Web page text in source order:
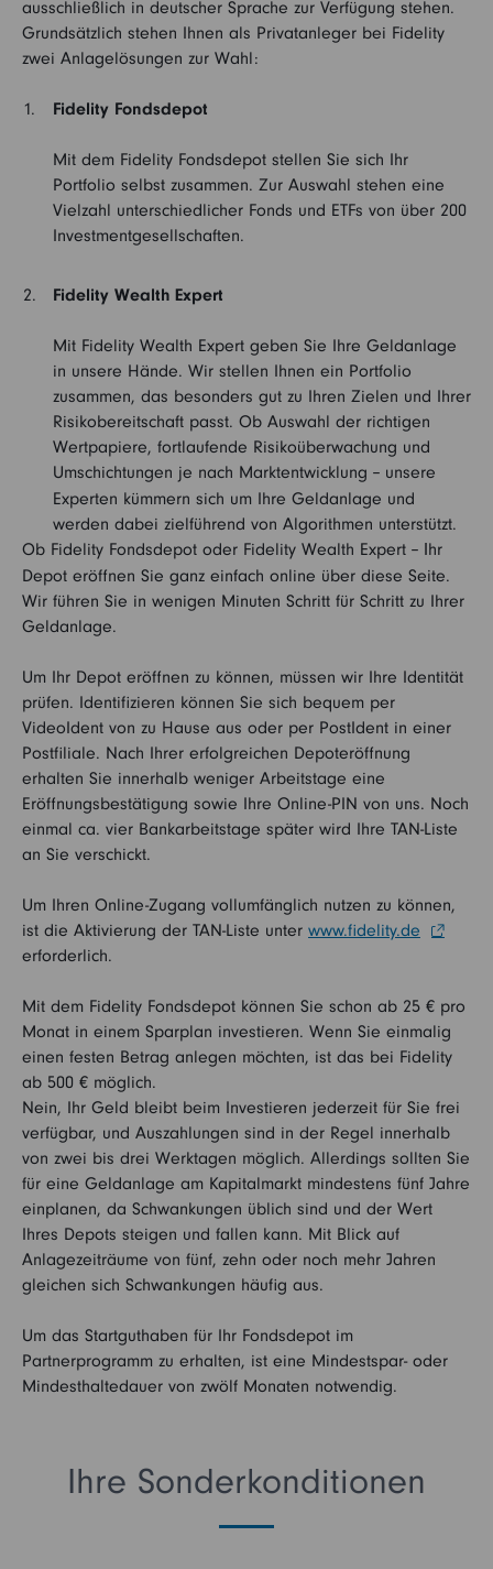
ausschließlich in deutscher Sprache zur Verfügung stehen.
Grundsätzlich stehen Ihnen als Privatanleger bei Fidelity
zwei Anlagelösungen zur Wahl:
Fidelity Fondsdepot
Mit dem Fidelity Fondsdepot stellen Sie sich Ihr
Portfolio selbst zusammen. Zur Auswahl stehen eine
Vielzahl unterschiedlicher Fonds und ETFs von über 200
Investmentgesellschaften.
Fidelity Wealth Expert
Mit Fidelity Wealth Expert geben Sie Ihre Geldanlage
in unsere Hände. Wir stellen Ihnen ein Portfolio
zusammen, das besonders gut zu Ihren Zielen und Ihrer
Risikobereitschaft passt. Ob Auswahl der richtigen
Wertpapiere, fortlaufende Risikoüberwachung und
Umschichtungen je nach Marktentwicklung – unsere
Experten kümmern sich um Ihre Geldanlage und
werden dabei zielführend von Algorithmen unterstützt.
Ob Fidelity Fondsdepot oder Fidelity Wealth Expert – I hr
Depot eröffnen Sie ganz einfach online über diese Seite.
Wir führen Sie in wenigen Minuten Schritt für Schritt zu Ihrer
Geldanlage.
Um Ihr Depot eröffnen zu können, müssen wir Ihre Identität
prüfen. Identifizieren können Sie sich bequem per
VideoIdent von zu Hause aus oder per PostIdent in einer
Postfiliale. Nach Ihrer erfolgreichen Depoteröffnung
erhalten Sie innerhalb weniger Arbeitstage eine
Eröffnungsbestätigung sowie Ihre Online-PIN von uns. Noch
einmal ca. vier Bankarbeitstage später wird Ihre TAN-Liste
an Sie verschickt.
Um Ihren Online-Zugang vollumfänglich nutzen zu können,
ist die Aktivierung der TAN-Liste unter www.fidelity.de
erforderlich.
Mit dem Fidelity Fondsdepot können Sie schon ab 25 € pro
Monat in einem Sparplan investieren. Wenn Sie einmalig
einen festen Betrag anlegen möchten, ist das bei Fidelity
ab 500 € möglich.
Nein, Ihr Geld bleibt beim Investieren jederzeit für Sie frei
verfügbar, und Auszahlungen sind in der Regel innerhalb
von zwei bis drei Werktagen möglich. Allerdings sollten Sie
für eine Geldanlage am Kapitalmarkt mindestens fünf Jahre
einplanen, da Schwankungen üblich sind und der Wert
Ihres Depots steigen und fallen kann. Mit Blick auf
Anlagezeiträume von fünf, zehn oder noch mehr Jahren
gleichen sich Schwankungen häufig aus.
Um das Startguthaben für Ihr Fondsdepot im
Partnerprogramm zu erhalten, ist eine Mindestspar- oder
Mindesthaltedauer von zwölf Monaten notwendig.
Ihre Sonderkonditionen